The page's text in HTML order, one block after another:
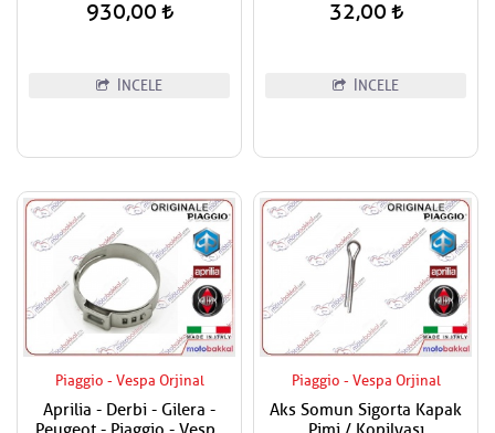
930,00
İNCELE
32,00
İNCELE
Piaggio - Vespa Orjinal
Aprilia - Derbi - Gilera -
Piaggio - Vespa Orjinal
Aks Somun Sigorta Kapak